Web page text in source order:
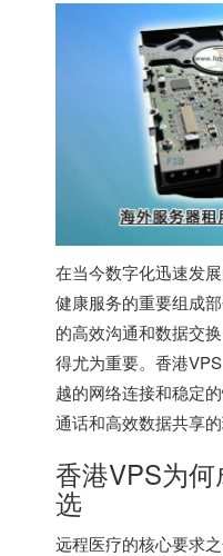
在当今数字化迅速发
健康服务的重要组成
的高效沟通和数据交
得尤为重要。香港
越的网络连接和稳定
通话和高效数据共享的
香港VPS为
选
远程医疗的核心要求